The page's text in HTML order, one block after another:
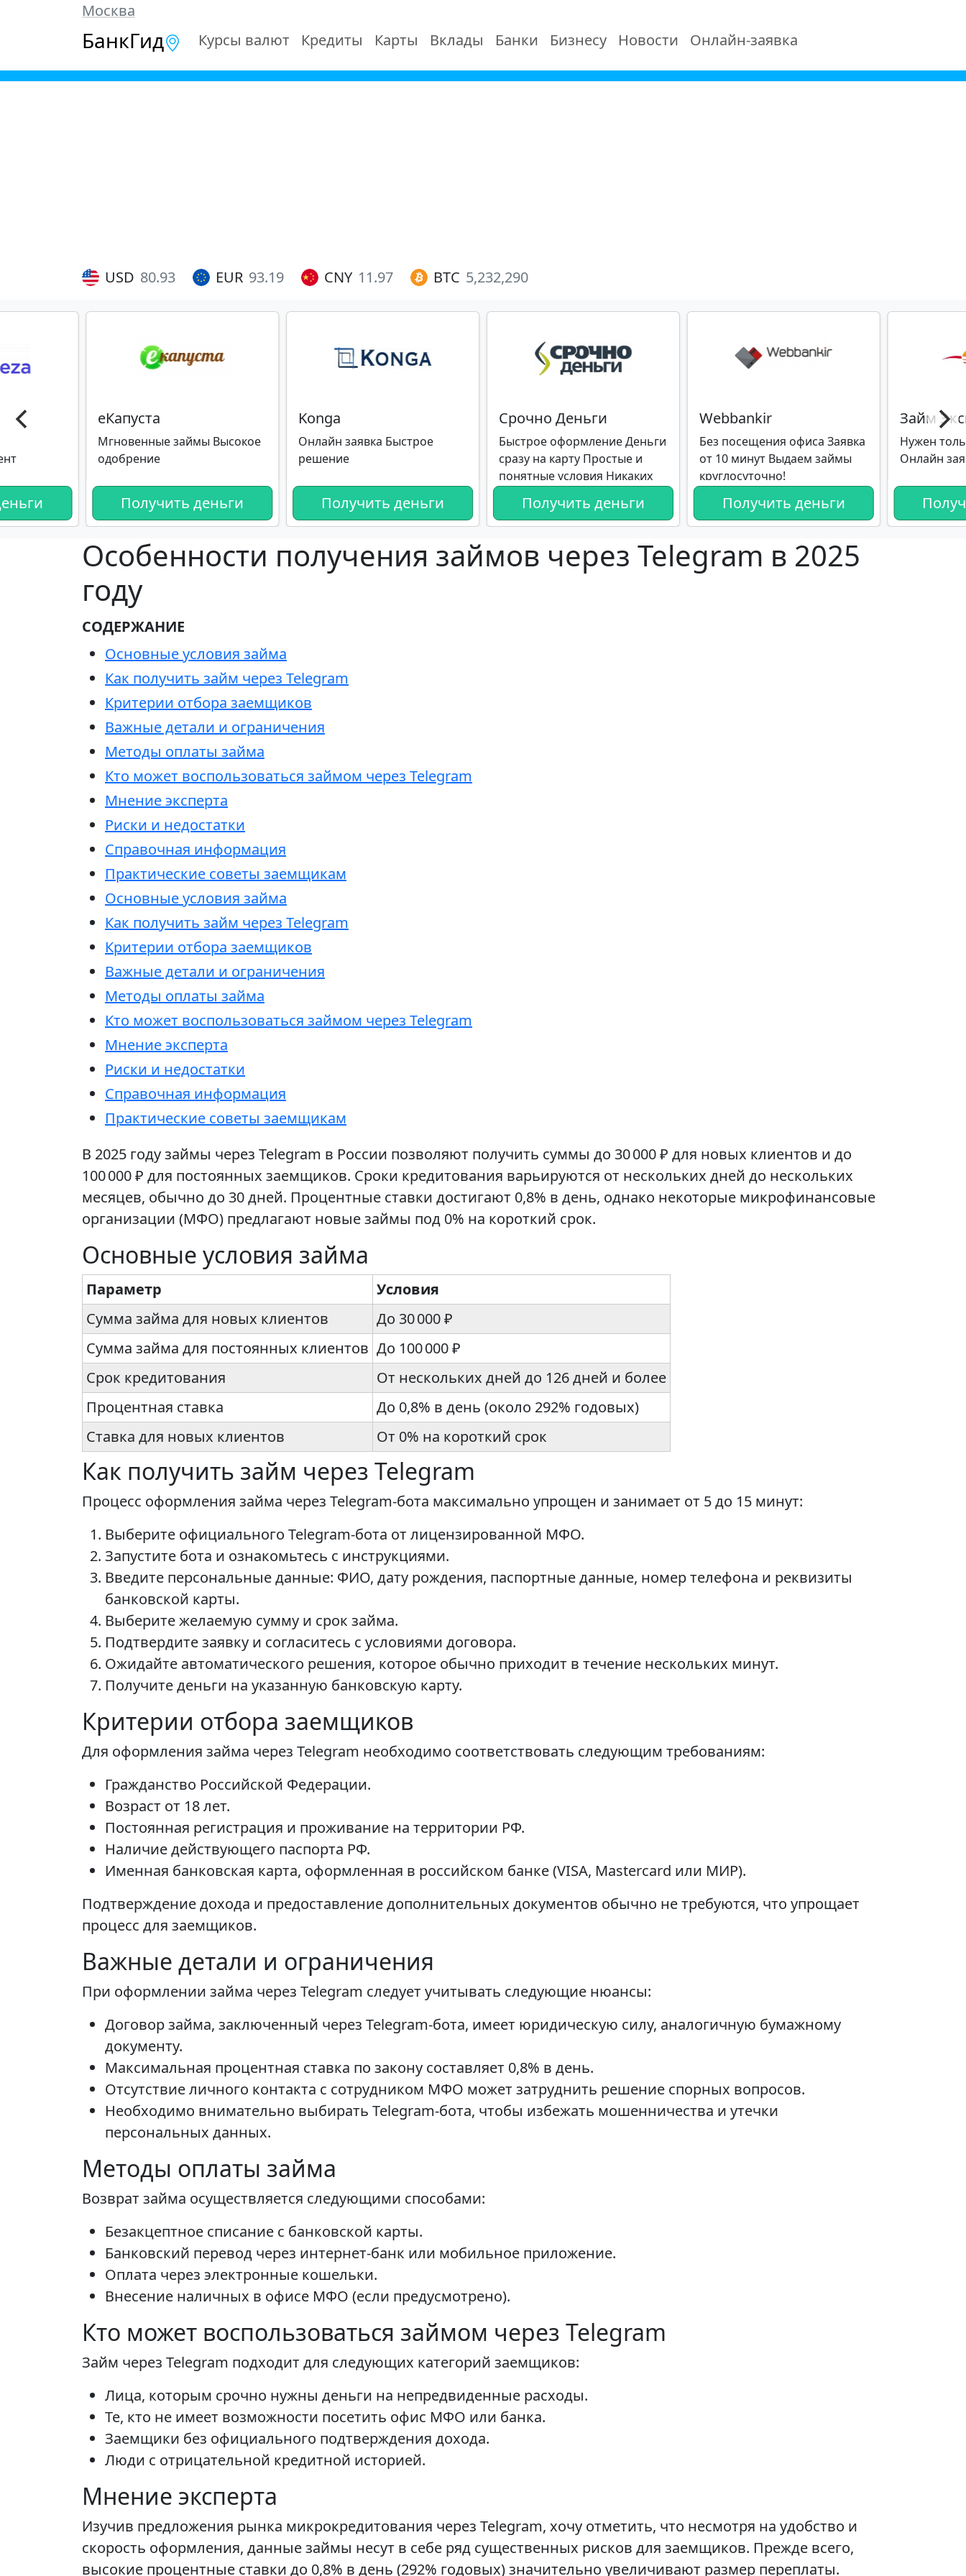
Москва
БанкГид Курсы валют Кредиты Карты Вклады Банки Бизнесу Новости Онлайн-заявка
USD 80.93 EUR 93.19 CNY 11.97 BTC 5,232,290
еКапуста
Мгновенные займы Высокое
одобрение
Получить деньги
Konga
Онлайн заявка Быстрое
решение
Получить деньги
Срочно Деньги
Быстрое оформление Деньги
сразу на карту Простые и
понятные условия Никаких
Получить деньги
Webbankir
Без посещения офиса Заявка
от 10 минут Выдаем займы
круглосуточно!
Получить деньги
Займ
Нужен
Онлайн
Особенности получения займов через Telegram в 2025
году
СОДЕРЖАНИЕ
Основные условия займа
Как получить займ через Telegram
Критерии отбора заемщиков
Важные детали и ограничения
Методы оплаты займа
Кто может воспользоваться займом через Telegram
Мнение эксперта
Риски и недостатки
Справочная информация
Практические советы заемщикам
Основные условия займа
Как получить займ через Telegram
Критерии отбора заемщиков
Важные детали и ограничения
Методы оплаты займа
Кто может воспользоваться займом через Telegram
Мнение эксперта
Риски и недостатки
Справочная информация
Практические советы заемщикам
В 2025 году займы через Telegram в России позволяют получить суммы до 30 000 ₽ для новых клиентов и до
100 000 ₽ для постоянных заемщиков. Сроки кредитования варьируются от нескольких дней до нескольких
месяцев, обычно до 30 дней. Процентные ставки достигают 0,8% в день, однако некоторые микрофинансовые
организации (МФО) предлагают новые займы под 0% на короткий срок.
Основные условия займа
Параметр
Условия
Сумма займа для новых клиентов
До 30 000 ₽
Сумма займа для постоянных клиентов До 100 000 ₽
Срок кредитования
От нескольких дней до 126 дней и более
Процентная ставка
До 0,8% в день (около 292% годовых)
Ставка для новых клиентов
От 0% на короткий срок
Как получить займ через Telegram
Процесс оформления займа через Telegram-бота максимально упрощен и занимает от 5 до 15 минут:
Выберите официального Telegram-бота от лицензированной МФО.
Запустите бота и ознакомьтесь с инструкциями.
Введите персональные данные: ФИО, дату рождения, паспортные данные, номер телефона и реквизиты
банковской карты.
Выберите желаемую сумму и срок займа.
Подтвердите заявку и согласитесь с условиями договора.
Ожидайте автоматического решения, которое обычно приходит в течение нескольких минут.
Получите деньги на указанную банковскую карту.
Критерии отбора заемщиков
Для оформления займа через Telegram необходимо соответствовать следующим требованиям:
Гражданство Российской Федерации.
Возраст от 18 лет.
Постоянная регистрация и проживание на территории РФ.
Наличие действующего паспорта РФ.
Именная банковская карта, оформленная в российском банке (VISA, Mastercard или МИР).
Подтверждение дохода и предоставление дополнительных документов обычно не требуются, что упрощает
процесс для заемщиков.
Важные детали и ограничения
При оформлении займа через Telegram следует учитывать следующие нюансы:
Договор займа, заключенный через Telegram-бота, имеет юридическую силу, аналогичную бумажному
документу.
Максимальная процентная ставка по закону составляет 0,8% в день.
Отсутствие личного контакта с сотрудником МФО может затруднить решение спорных вопросов.
Необходимо внимательно выбирать Telegram-бота, чтобы избежать мошенничества и утечки
персональных данных.
Методы оплаты займа
Возврат займа осуществляется следующими способами:
Безакцептное списание с банковской карты.
Банковский перевод через интернет-банк или мобильное приложение.
Оплата через электронные кошельки.
Внесение наличных в офисе МФО (если предусмотрено).
Кто может воспользоваться займом через Telegram
Займ через Telegram подходит для следующих категорий заемщиков:
Лица, которым срочно нужны деньги на непредвиденные расходы.
Те, кто не имеет возможности посетить офис МФО или банка.
Заемщики без официального подтверждения дохода.
Люди с отрицательной кредитной историей.
Мнение эксперта
Изучив предложения рынка микрокредитования через Telegram, хочу отметить, что несмотря на удобство и
скорость оформления, данные займы несут в себе ряд существенных рисков для заемщиков. Прежде всего,
высокие процентные ставки до 0,8% в день (292% годовых) значительно увеличивают размер переплаты.